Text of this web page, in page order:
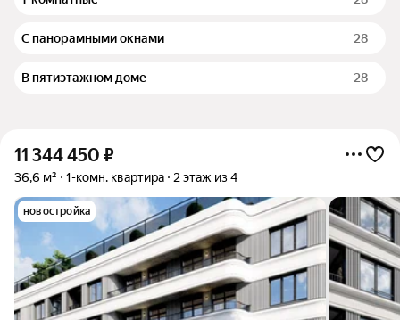
С панорамными окнами 28
В пятиэтажном доме 28
11 344 450 ₽
36,6 м² 1-комн. квартира 2 этаж из 4
новостройка